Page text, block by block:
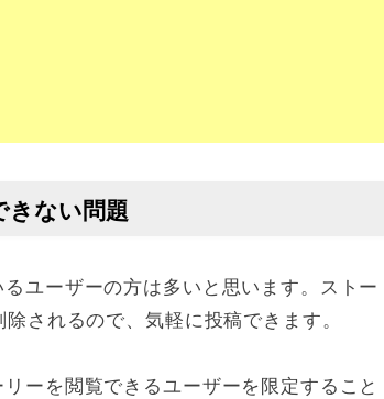
きない問題
ユーザーの方は多いと思います。ストー
されるので、気軽に投稿できます。
ーを閲覧できるユーザーを限定すること